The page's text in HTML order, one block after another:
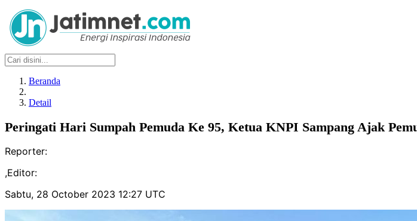
Beranda
Detail
Peringati Hari Sumpah Pemuda Ke 95, Ketua KNPI Sampang Ajak
Reporter:
,Editor:
Sabtu, 28 October 2023 12:27 UTC